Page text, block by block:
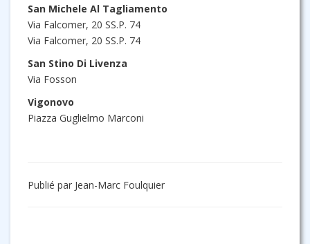
San Michele Al Tagliamento
Via Falcomer, 20 SS.P. 74
Via Falcomer, 20 SS.P. 74
San Stino Di Livenza
Via Fosson
Vigonovo
Piazza Guglielmo Marconi
Publié par Jean-Marc Foulquier